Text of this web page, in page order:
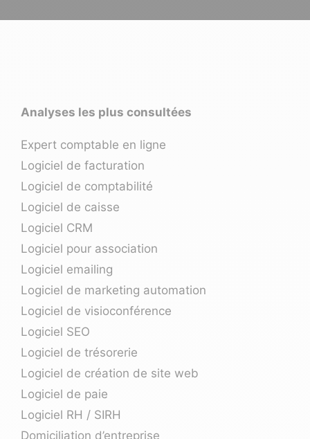
Analyses les plus consultées
Expert comptable en ligne
Logiciel de facturation
Logiciel de comptabilité
Logiciel de caisse
Logiciel CRM
Logiciel pour association
Logiciel emailing
Logiciel de marketing automation
Logiciel de visioconférence
Logiciel SEO
Logiciel de trésorerie
Logiciel de création de site web
Logiciel de paie
Logiciel RH / SIRH
Domiciliation d’entreprise